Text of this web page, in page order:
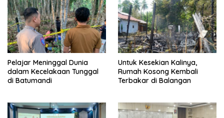
Pelajar Meninggal Dunia
dalam Kecelakaan Tunggal
di Batumandi
Untuk Kesekian Kalinya,
Rumah Kosong Kembali
Terbakar di Balangan